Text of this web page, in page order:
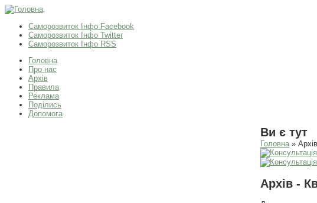
Саморозвиток Інфо Facebook
Саморозвиток Інфо Twitter
Саморозвиток Інфо RSS
Головна
Про нас
Архів
Правила
Реклама
Поділись
Допомога
Ви є тут
Головна»
Архів -